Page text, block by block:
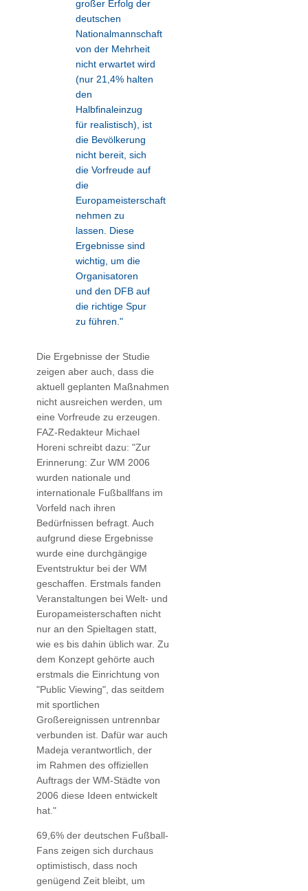
großer Erfolg der
deutschen
Nationalmannschaft
von der Mehrheit
nicht erwartet wird
(nur 21,4% halten
den
Halbfinaleinzug
für realistisch), ist
die Bevölkerung
nicht bereit, sich
die Vorfreude auf
die
Europameisterschaft
nehmen zu
lassen. Diese
Ergebnisse sind
wichtig, um die
Organisatoren
und den DFB auf
die richtige Spur
zu führen."
Die Ergebnisse der Studie
zeigen aber auch, dass die
aktuell geplanten Maßnahmen
nicht ausreichen werden, um
eine Vorfreude zu erzeugen.
FAZ-Redakteur Michael
Horeni schreibt dazu: "Zur
Erinnerung: Zur WM 2006
wurden nationale und
internationale Fußballfans im
Vorfeld nach ihren
Bedürfnissen befragt. Auch
aufgrund diese Ergebnisse
wurde eine durchgängige
Eventstruktur bei der WM
geschaffen. Erstmals fanden
Veranstaltungen bei Welt- und
Europameisterschaften nicht
nur an den Spieltagen statt,
wie es bis dahin üblich war. Zu
dem Konzept gehörte auch
erstmals die Einrichtung von
"Public Viewing", das seitdem
mit sportlichen
Großereignissen untrennbar
verbunden ist. Dafür war auch
Madeja verantwortlich, der
im Rahmen des offiziellen
Auftrags der WM-Städte von
2006 diese Ideen entwickelt
hat."
69,6% der deutschen Fußball-
Fans zeigen sich durchaus
optimistisch, dass noch
genügend Zeit bleibt, um